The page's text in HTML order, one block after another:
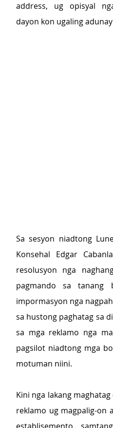
address, ug opisyal
dayon kon ugaling
Sa sesyon niadtong
Konsehal Edgar
resolusyon nga
pagmando sa
impormasyon nga
sa hustong paghatag sa
sa mga reklamo nga
pagsilot niadtong mga
motuman niini.
Kini nga lakang
reklamo ug magpalig-on